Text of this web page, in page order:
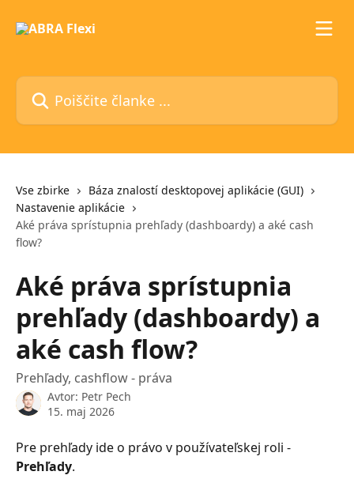
Poiščite članke ...
Vse zbirke
Báza znalostí desktopovej aplikácie (GUI)
Nastavenie aplikácie
Aké práva sprístupnia prehľady (dashboardy) a aké cash
flow?
Aké práva sprístupnia
prehľady (dashboardy) a
aké cash flow?
Prehľady, cashflow - práva
Avtor: Petr Pech
15. maj 2026
Pre prehľady ide o právo v používateľskej roli -
Prehľady.